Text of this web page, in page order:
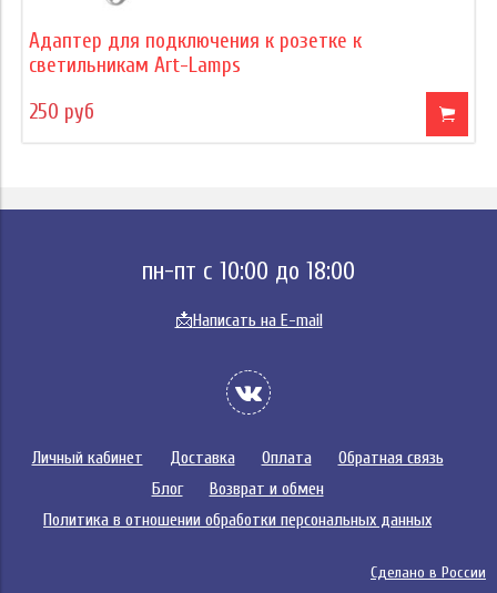
Адаптер для подключения к розетке к
светильникам Art-Lamps
250 руб
пн-пт с 10:00 до 18:00
📩Написать на E-mail
Личный кабинет Доставка Оплата
Обратная связь
Блог
Возврат и обмен
Политика в отношении обработки персональных данных
Сделано в России